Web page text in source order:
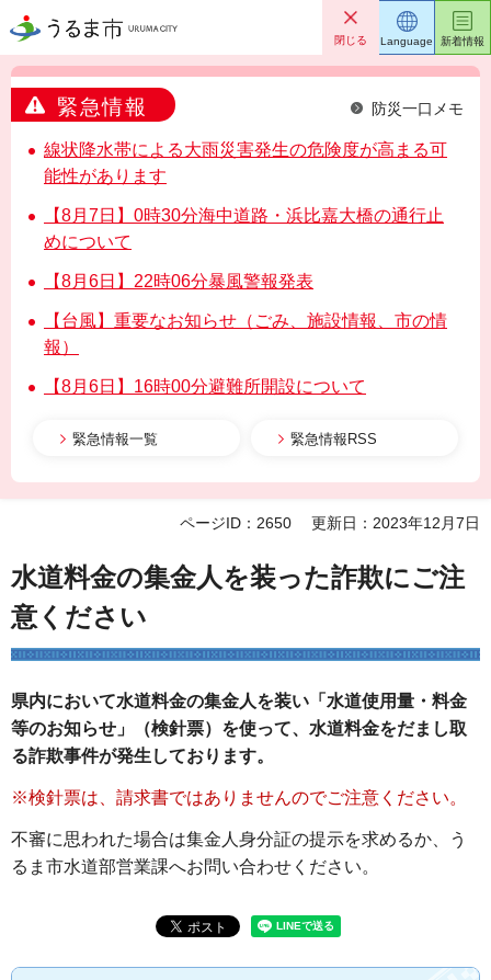
うるま市 閉じる
緊急情報 防災一口メモ
線状降水帯による大雨災害発生の危険度が高まる可
能性があります
【8月7日】0時30分海中道路・浜比嘉大橋の通行止
めについて
【8月6日】22時06分暴風警報発表
【台風】重要なお知らせ（ごみ、施設情報、市の情
報）
【8月6日】16時00分避難所開設について
緊急情報一覧 緊急情報RSS
Language 新着情報
ページID：2650 更新日：2023年12月7日
水道料金の集金人を装った詐欺にご注
意ください
県内において水道料金の集金人を装い「水道使用量・料金
等のお知らせ」（検針票）を使って、水道料金をだまし取
る詐欺事件が発生しております。
※検針票は、請求書ではありませんのでご注意ください。
不審に思われた場合は集金人身分証の提示を求めるか、う
るま市水道部営業課へお問い合わせください。